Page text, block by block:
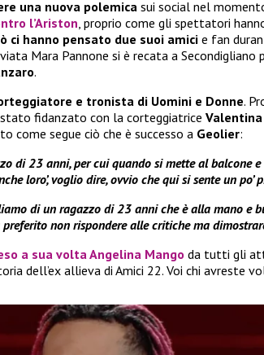
una nuova polemicasui social nel
l’Ariston, proprio come gli spettatori
ci hanno pensato due suoi amicie fan
Mara Pannone si è recata a Secondigliano
.
e tronista di Uomini e Donne.
fidanzato con la corteggiatrice
come segue ciò che è successo a Geolier:
di 23 anni, per cui quando si mette al balcone e
loro’, voglio dire, ovvio che qui si sente un po’
di un ragazzo di 23 anni che è alla mano e
non rispondere alle critiche ma
a sua volta Angelina Mango da tutti gli
dell’ex allieva di Amici 22. Voi chi avreste